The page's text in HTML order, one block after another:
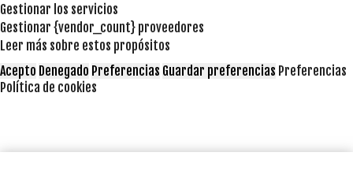
Gestionar los servicios
Gestionar {vendor_count} proveedores
Leer más sobre estos propósitos
Acepto Denegado Preferencias Guardar preferencias Preferencias
Política de cookies